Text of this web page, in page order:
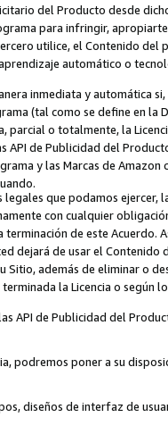
del Producto desde
para infringir,
utilice, el Contenido
automático o
inmediata y automática
(tal como se define en la
parcial o totalmente, la
API de Publicidad del
y las Marcas de
que podamos
con cualquier
terminación de este
dejará de usar el
Sitio, además de eliminar o
la Licencia o según
API de Publicidad del
podremos poner a su
diseños de interfaz de